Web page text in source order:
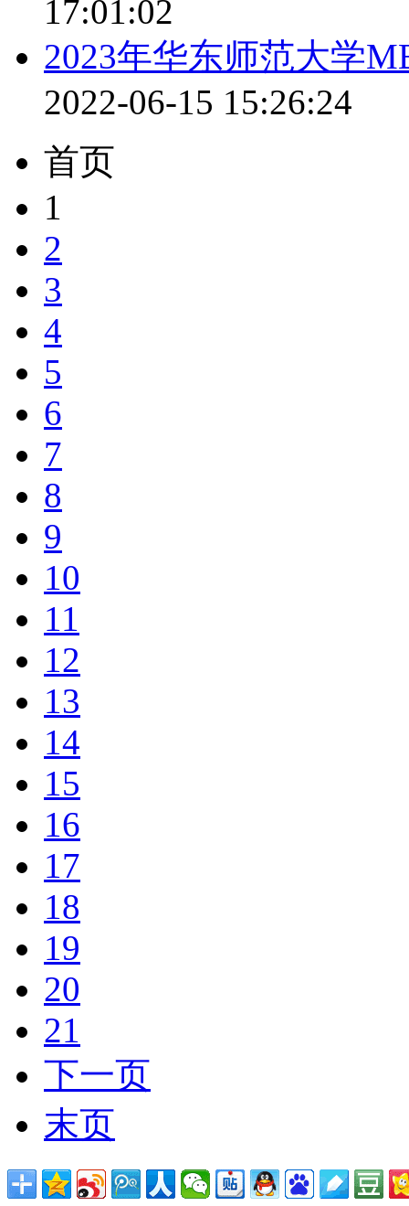
17:01:02
2023年华东师范大学
2022-06-15 15:26:24
首页
1
2
3
4
5
6
7
8
9
10
11
12
13
14
15
16
17
18
19
20
21
下一页
末页